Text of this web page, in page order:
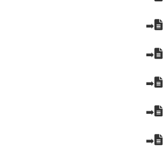
➡️
➡️
➡️
➡️
➡️